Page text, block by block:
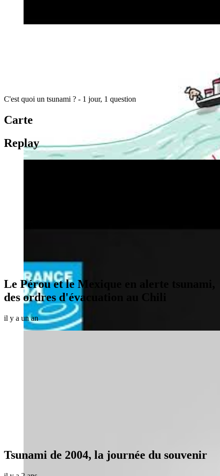
C'est quoi un tsunami ? - 1 jour, 1 question
Carte
Replay
Le Pérou et le Mexique en alerte tsunami,
des ordres d'évacuation au Chili
il y a un an
Tsunami de 2004, la journée du souvenir